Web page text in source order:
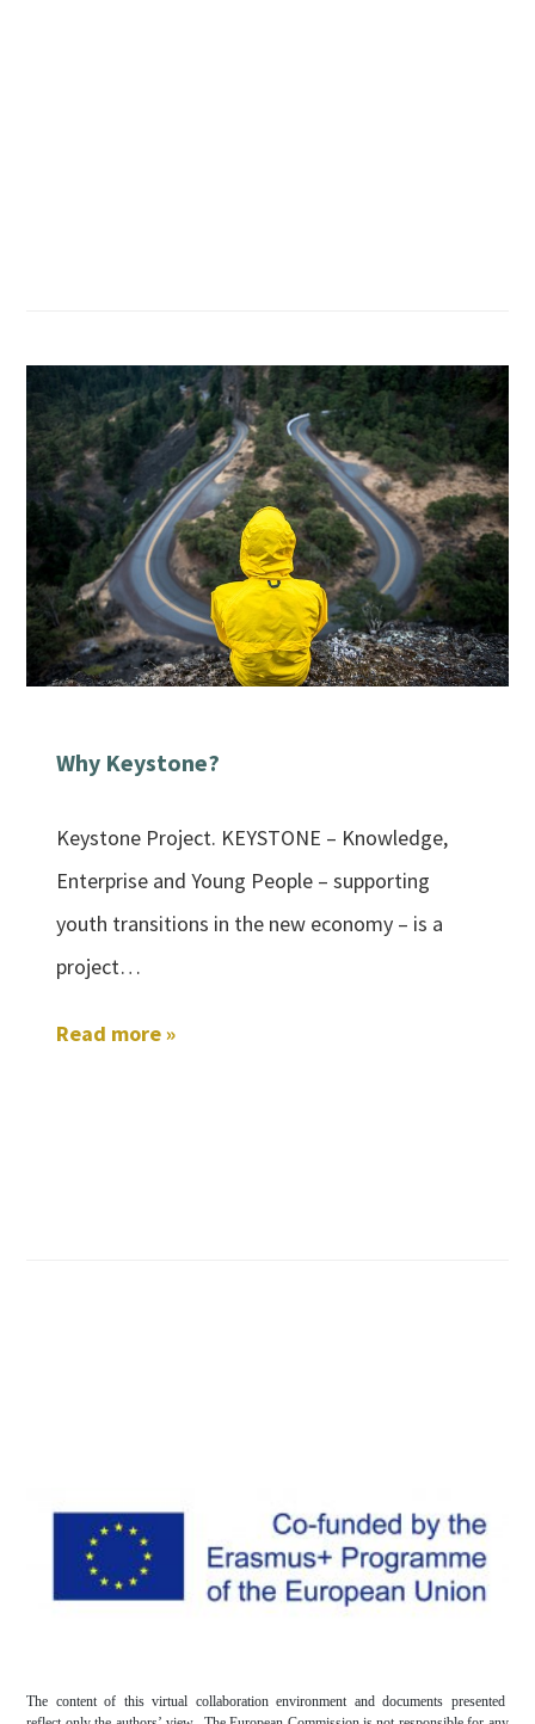
Why Keystone?
Keystone Project. KEYSTONE – Knowledge,
Enterprise and Young People – supporting
youth transitions in the new economy – is a
project…
Read more »
The content of this virtual collaboration environment and documents presented